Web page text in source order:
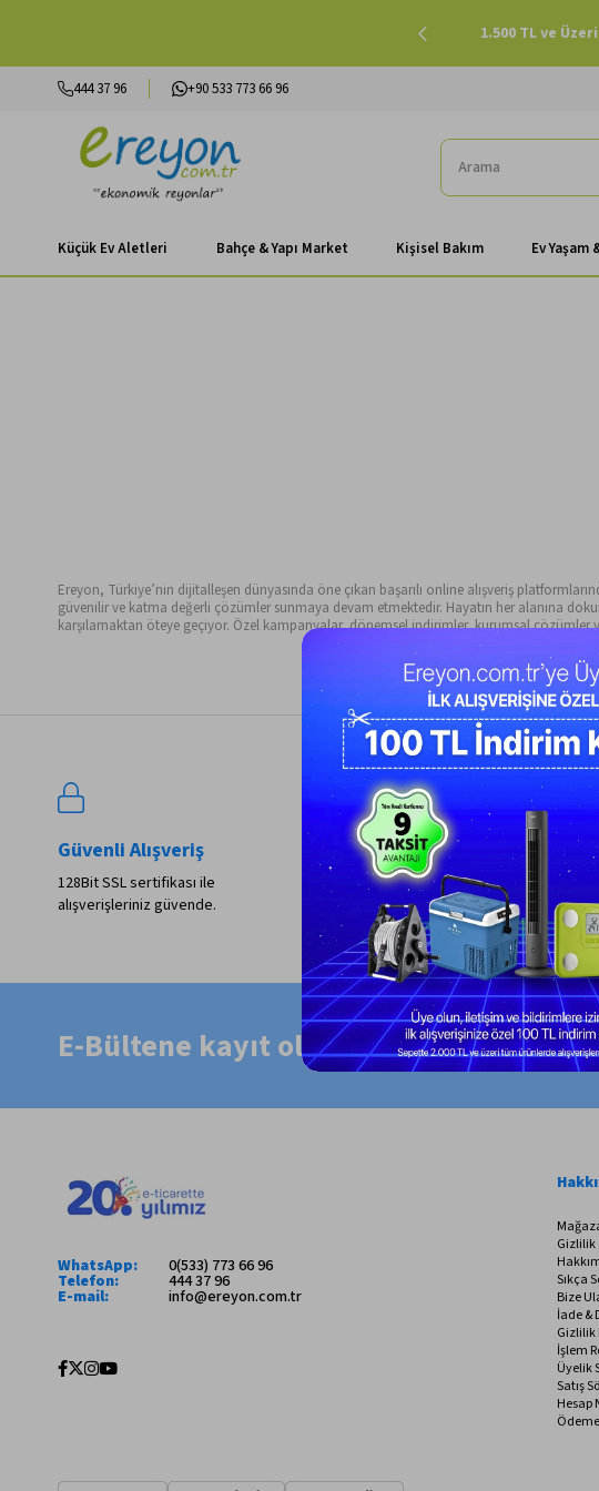
1.500 TL ve
444 37 96 +90 533 773 66 96
Küçük Ev Aletleri Bahçe & Yapı Market Kişisel Bakım Ev Yaşam
Ereyon, Türkiye’nin dijitalleşen dünyasında öne çıkan başarılı online alışveriş
güvenilir ve katma değerli çözümler sunmaya devam etmektedir. Hayatın her alanına
karşılamaktan öteye geçiyor. Özel kampanyalar, dönemsel indirimler, kurumsal
Güvenli Alışveriş
128Bit SSL sertifikası ile
alışverişleriniz güvende.
Kolay İade
Tüm alışverişlerinizde 14 gün içinde
iade ve değişim garantisi.
E-Bültene kayıt ol, size özel fırsatları
WhatsApp: 0(533) 773 66 96
Telefon: 444 37 96
E-mail: info@ereyon.com.tr
Gizlilik
Sıkça
Bize
İade &
Gizlilik
İşlem
Üyelik
Satış
Hesap